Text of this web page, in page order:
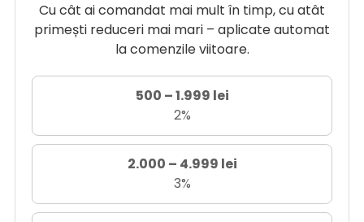
Cu cât ai comandat mai mult în timp, cu atât
primești reduceri mai mari – aplicate automat
la comenzile viitoare.
500 – 1.999 lei
2%
2.000 – 4.999 lei
3%